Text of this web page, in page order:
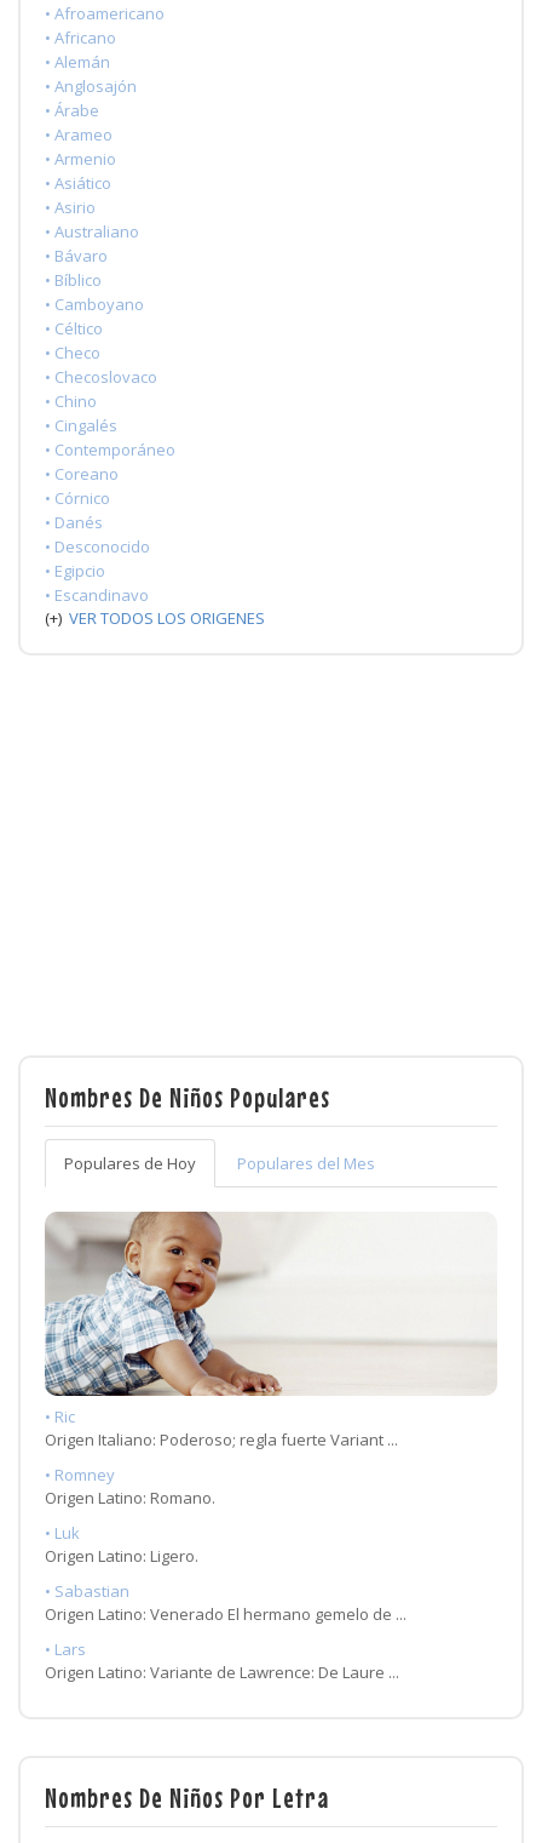
• Afroamericano
• Africano
• Alemán
• Anglosajón
• Árabe
• Arameo
• Armenio
• Asiático
• Asirio
• Australiano
• Bávaro
• Bíblico
• Camboyano
• Céltico
• Checo
• Checoslovaco
• Chino
• Cingalés
• Contemporáneo
• Coreano
• Córnico
• Danés
• Desconocido
• Egipcio
• Escandinavo
(+) VER TODOS LOS ORIGENES
Nombres De Niños Populares
Populares de Hoy Populares del Mes
• Ric
Origen Italiano: Poderoso; regla fuerte Variant ...
• Romney
Origen Latino: Romano.
• Luk
Origen Latino: Ligero.
• Sabastian
Origen Latino: Venerado El hermano gemelo de ...
• Lars
Origen Latino: Variante de Lawrence: De Laure ...
Nombres De Niños Por Letra